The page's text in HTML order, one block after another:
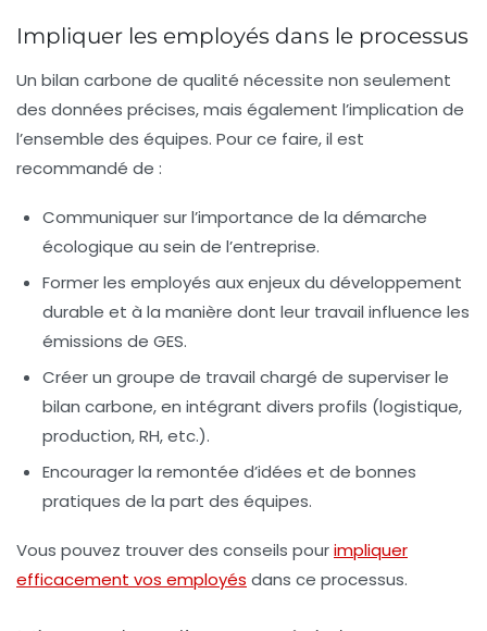
Impliquer les employés dans le processus
Un bilan carbone de qualité nécessite non seulement
des données précises, mais également l’implication de
l’ensemble des équipes. Pour ce faire, il est
recommandé de :
Communiquer sur l’importance de la démarche
écologique au sein de l’entreprise.
Former les employés aux enjeux du développement
durable et à la manière dont leur travail influence les
émissions de GES.
Créer un groupe de travail chargé de superviser le
bilan carbone, en intégrant divers profils (logistique,
production, RH, etc.).
Encourager la remontée d’idées et de bonnes
pratiques de la part des équipes.
Vous pouvez trouver des conseils pourimpliquer
efficacement vos employés dans ce processus.